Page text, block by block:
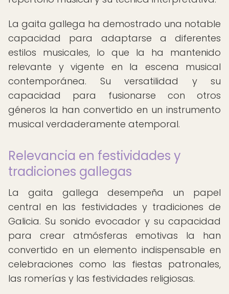
La gaita gallega ha demostrado una notable
capacidad para adaptarse a diferentes
estilos musicales, lo que la ha mantenido
relevante y vigente en la escena musical
contemporánea. Su versatilidad y su
capacidad para fusionarse con otros
géneros la han convertido en un instrumento
musical verdaderamente atemporal.
Relevancia en festividades y
tradiciones gallegas
La gaita gallega desempeña un papel
central en las festividades y tradiciones de
Galicia. Su sonido evocador y su capacidad
para crear atmósferas emotivas la han
convertido en un elemento indispensable en
celebraciones como las fiestas patronales,
las romerías y las festividades religiosas.